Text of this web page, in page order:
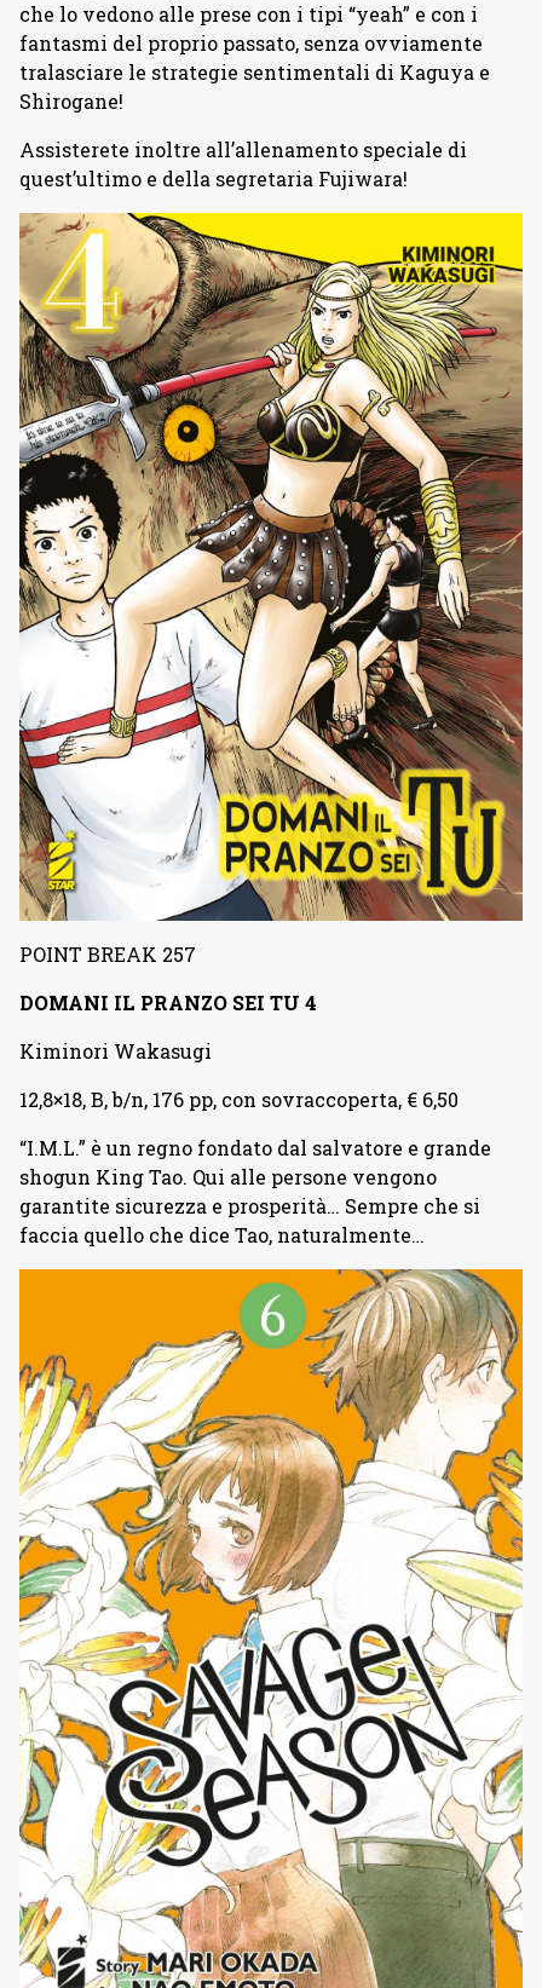
che lo vedono alle prese con i tipi “yeah” e con i
fantasmi del proprio passato, senza ovviamente
tralasciare le strategie sentimentali di Kaguya e
Shirogane!
Assisterete inoltre all’allenamento speciale di
quest’ultimo e della segretaria Fujiwara!
POINT BREAK 257
DOMANI IL PRANZO SEI TU 4
Kiminori Wakasugi
12,8×18, B, b/n, 176 pp, con sovraccoperta, € 6,50
“I.M.L.” è un regno fondato dal salvatore e grande
shogun King Tao. Qui alle persone vengono
garantite sicurezza e prosperità… Sempre che si
faccia quello che dice Tao, naturalmente…